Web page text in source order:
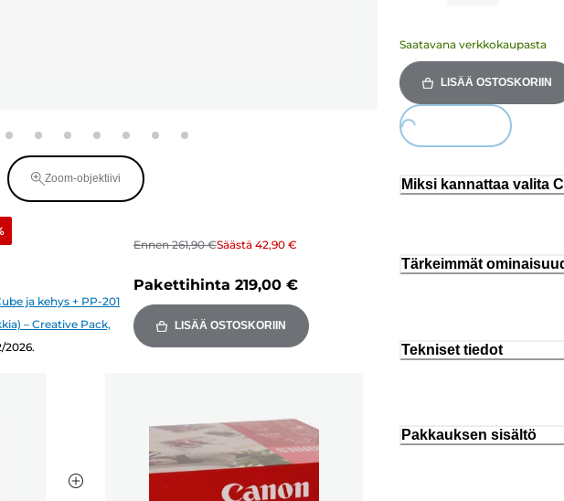
Zoom-objektiivi
ja kehys + PP-201
– Creative Pack,
2026.
Ennen261,90 €Säästä 42,90 €
Pakettihinta 219,00 €
LISÄÄ OSTOSKORIIN
Saatavana verkkokaupasta
LISÄÄ OSTOSKORIIN
Loading...
Miksi kannattaa valita
Tärkeimmät
Tekniset tiedot
Pakkauksen sisältö